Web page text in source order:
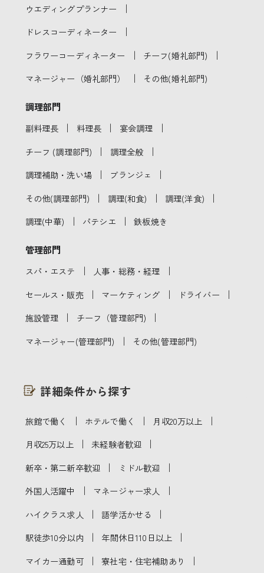
ウエディングプランナー ｜
ドレスコーディネーター ｜
フラワーコーディネーター ｜ チーフ(婚礼部門) ｜
マネージャー（婚礼部門） ｜ その他(婚礼部門)
調理部門
副料理長 ｜ 料理長 ｜ 宴会調理 ｜
チーフ (調理部門) ｜ 調理全般 ｜
調理補助・洗い場 ｜ ブランジェ ｜
その他(調理部門) ｜ 調理(和食) ｜ 調理(洋食) ｜
調理(中華) ｜ パテシエ ｜ 鉄板焼き
管理部門
スパ・エステ ｜ 人事・総務・経理 ｜
セールス・販売 ｜ マーケティング ｜ ドライバー ｜
施設管理 ｜ チーフ（管理部門) ｜
マネージャー(管理部門) ｜ その他(管理部門)
詳細条件から探す
旅館で働く ｜ ホテルで働く ｜ 月収20万以上 ｜
月収25万以上 ｜ 未経験者歓迎 ｜
新卒・第二新卒歓迎 ｜ ミドル歓迎 ｜
外国人活躍中 ｜ マネージャー求人 ｜
ハイクラス求人 ｜ 語学活かせる ｜
駅徒歩10分以内 ｜ 年間休日110日以上 ｜
マイカー通勤可 ｜ 寮社宅・住宅補助あり ｜